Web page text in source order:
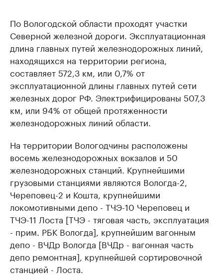
По Вологодской области проходят участки
Северной железной дороги. Эксплуатационная
длина главных путей железнодорожных линий,
находящихся на территории региона,
составляет 572,3 км, или 0,7% от
эксплуатационной длины главных путей сети
железных дорог РФ. Электрифицированы 507,3
км, или 94% от общей протяженности
железнодорожных линий области.
На территории Вологодчины расположены
восемь железнодорожных вокзалов и 50
железнодорожных станций. Крупнейшими
грузовыми станциями являются Вологда-2,
Череповец-2 и Кошта, крупнейшими
локомотивными депо - ТЧЭ-10 Череповец и
ТЧЭ-11 Лоста [ТЧЭ - тяговая часть, эксплуатация
- прим. РБК Вологда], крупнейшим вагонным
депо - ВЧДр Вологда [ВЧДр - вагонная часть
депо ремонтная], крупнейшей сортировочной
станцией - Лоста.